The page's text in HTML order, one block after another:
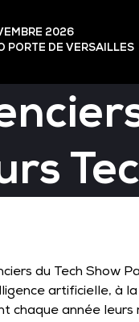
2026
PORTE DE VERSAILLES
du Tech Show
artificielle, à
chaque année leurs